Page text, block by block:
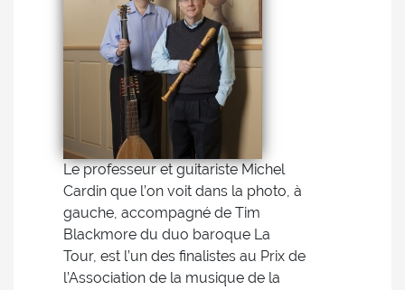
Le professeur et guitariste Michel
Cardin que l’on voit dans la photo, à
gauche, accompagné de Tim
Blackmore du duo baroque La
Tour, est l’un des finalistes au Prix de
l’Association de la musique de la